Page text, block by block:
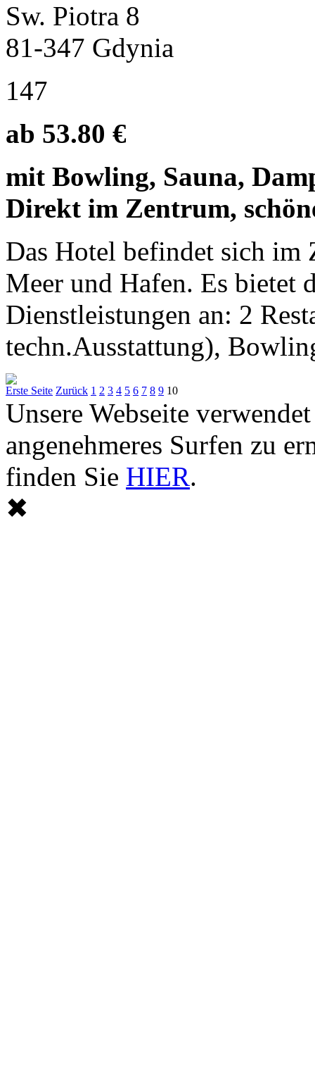
Sw. Piotra 8
81-347 Gdynia
147
ab 53.80 €
mit Bowling, Sauna,
Direkt im Zentrum,
Das Hotel befindet sich im
Meer und Hafen. Es bietet
Dienstleistungen an: 2
techn.Ausstattung),
Erste Seite Zurück 1 2 3 4 5 6 7 8 9 10
Unsere Webseite
angenehmeres Surfen zu
finden Sie HIER.
✖